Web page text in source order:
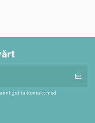
ta kontakt med